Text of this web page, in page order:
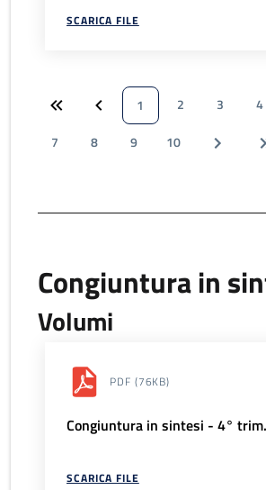
SCARICA FILE
1 2 3 4
7
8 9 10
Congiuntura in
Volumi
PDF (76KB)
Congiuntura in sintesi - 4°
SCARICA FILE